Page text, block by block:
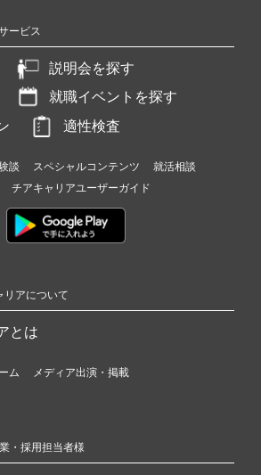
ービス
説明会を探す
就職イベントを探す
適性検査
談 スペシャルコンテンツ
就活相談
チアキャリアユーザーガイド
リアについて
とは
ム
メディア出演・掲載
・採用担当者様